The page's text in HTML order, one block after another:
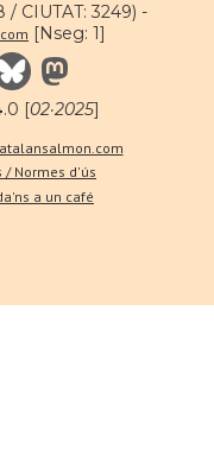
/ CIUTAT: 3249) -
[Nseg: 1]
.0 [02·2025]
/ Normes d'ús
a un café